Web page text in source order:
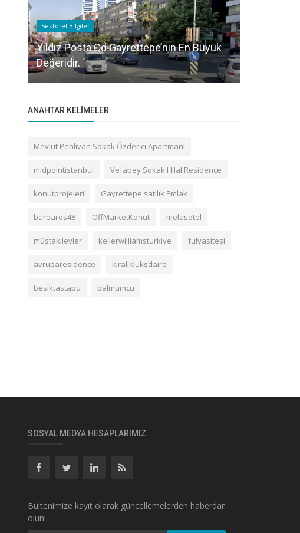
Sektörel Bilgiler
Yıldız Posta Cd Gayrettepe’nin En Büyük
Değeridir.
ANAHTAR KELIMELER
Mevlüt Pehlivan Sokak Özderici Apartmanı
midpointistanbul Vefabey Sokak Hilal Residence
konutprojeleri Gayrettepe satılık Emlak
barbaros48 OffMarketKonut melasotel
müstakilevler kellerwilliamsturkiye fulyasitesi
avruparesidence kiralıklüksdaire
besiktastapu balmumcu
SOSYAL MEDYA HESAPLARIMIZ
Bültenimize kayıt olarak güncellemelerden haberdar
olun!